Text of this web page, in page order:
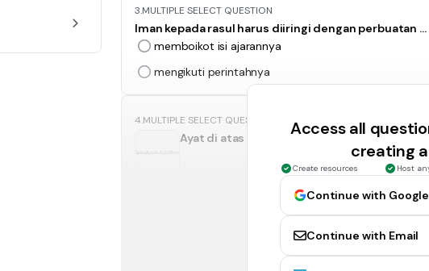
3.MULTIPLE SELECT QUESTION
Iman kepada rasul harus diiringi dengan perbuatan ...
memboikot isi ajarannya
mengikuti perintahnya
4.MULTIPLE SELECT QUESTION
Ayat di atas menjelaskan bahwa ...
jauhilah prasangka buruk kepada rasul
menjalankan apa yang dilarang rasul
Access all
creating
Create resources Host
Continue with Google
Continue with Email